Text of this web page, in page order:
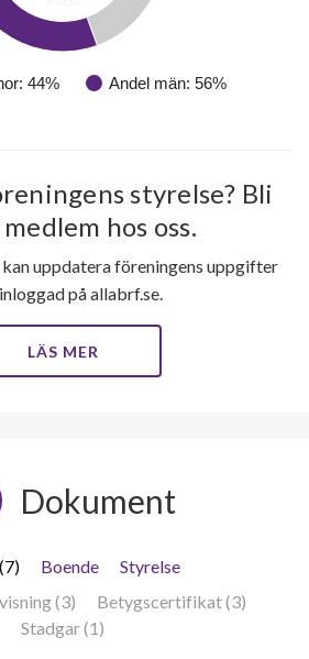
44% Andel män: 56%
styrelse? Bli
hos oss.
uppdatera föreningens uppgifter
på allabrf.se.
LÄS MER
Dokument
Boende
Styrelse
(3)
Betygscertifikat (3)
Stadgar (1)